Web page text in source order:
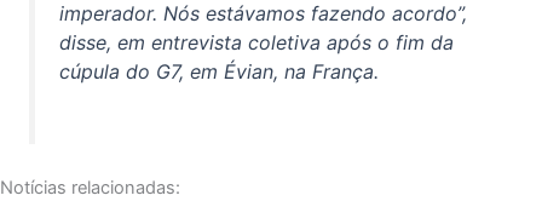
imperador. Nós estávamos fazendo acordo”,
disse, em entrevista coletiva após o fim da
cúpula do G7, em Évian, na França.
Notícias relacionadas: